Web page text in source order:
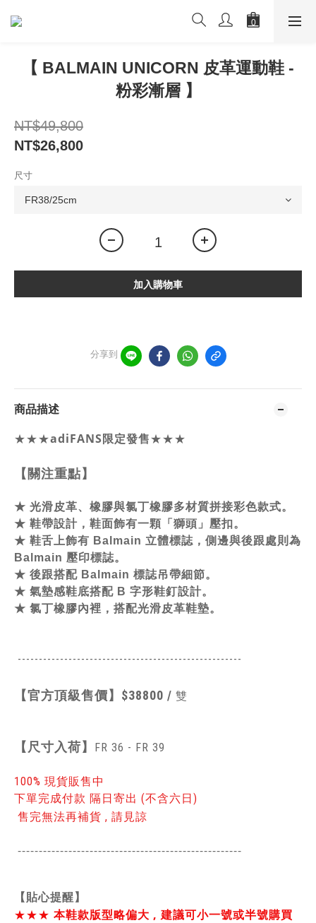
【 BALMAIN UNICORN 皮革運動鞋 -
粉彩漸層 】
NT$49,800
NT$26,800
尺寸
加入購物車
分享到
商品描述
★★★adiFANS限定發售★★★
【關注重點】
★ 光滑皮革、橡膠與氯丁橡膠多材質拼接彩色款式。
★ 鞋帶設計，鞋面飾有一顆「獅頭」壓扣。
★ 鞋舌上飾有 Balmain 立體標誌，側邊與後跟處則為
Balmain 壓印標誌。
★ 後跟搭配 Balmain 標誌吊帶細節。
★ 氣墊感鞋底搭配 B 字形鞋釘設計。
★ 氯丁橡膠內裡，搭配光滑皮革鞋墊。
-----------------------------------------------------
【官方頂級售價】 $38800 / 雙
【 尺寸入荷】 FR 36 - FR 39
100% 現貨販售中
下單完成付款 隔日寄出 (不含六日)
售完無法再補貨 , 請見諒
-----------------------------------------------------
【貼心提醒】
★★★ 本鞋款版型略偏大 , 建議可小一號或半號購買